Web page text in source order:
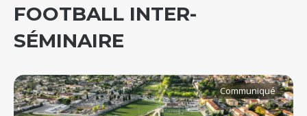
FOOTBALL INTER-
SÉMINAIRE
Communiqué